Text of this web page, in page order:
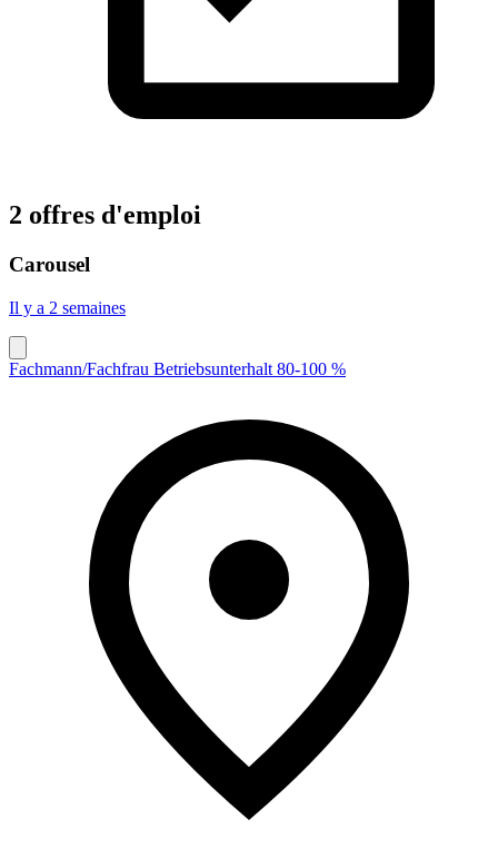
2 offres d'emploi
Carousel
Il y a 2 semaines
Fachmann/Fachfrau Betriebsunterhalt 80-100 %